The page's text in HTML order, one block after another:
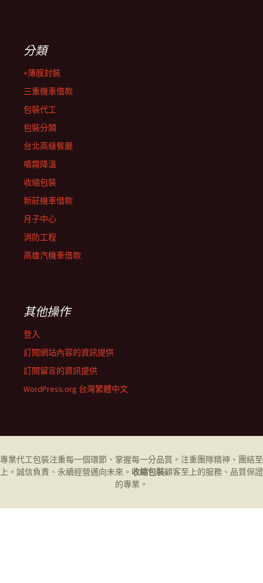
分類
×薄膜封裝
三重機車借款
包裝代工
包裝分類
台北高級餐廳
噴霧降溫
收縮包裝
新莊機車借款
月子中心
消防工程
高雄汽機車借款
其他操作
登入
訂閱網站內容的資訊提供
訂閱留言的資訊提供
WordPress.org 台灣繁體中文
專業代工包裝注重每一個環節、掌握每一分品質。注重團隊精神、團結至
上。誠信負責、永續經營邁向未來。 收縮包裝顧客至上的服務、品質保證
的專業。